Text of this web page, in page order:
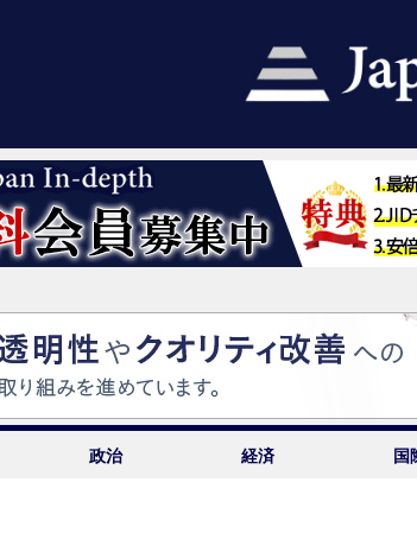
政治 経済 国